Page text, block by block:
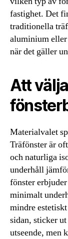
fastighet. Det
traditionella
aluminium
när det gäller
Att
Materialvalet
Träfönster är
och naturliga
underhåll
fönster
minimalt
mindre
sidan, sticker
utseende, men